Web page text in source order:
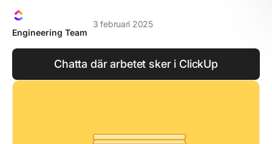
Engineering Team
3 februari 2025
Chatta där arbetet sker i ClickUp